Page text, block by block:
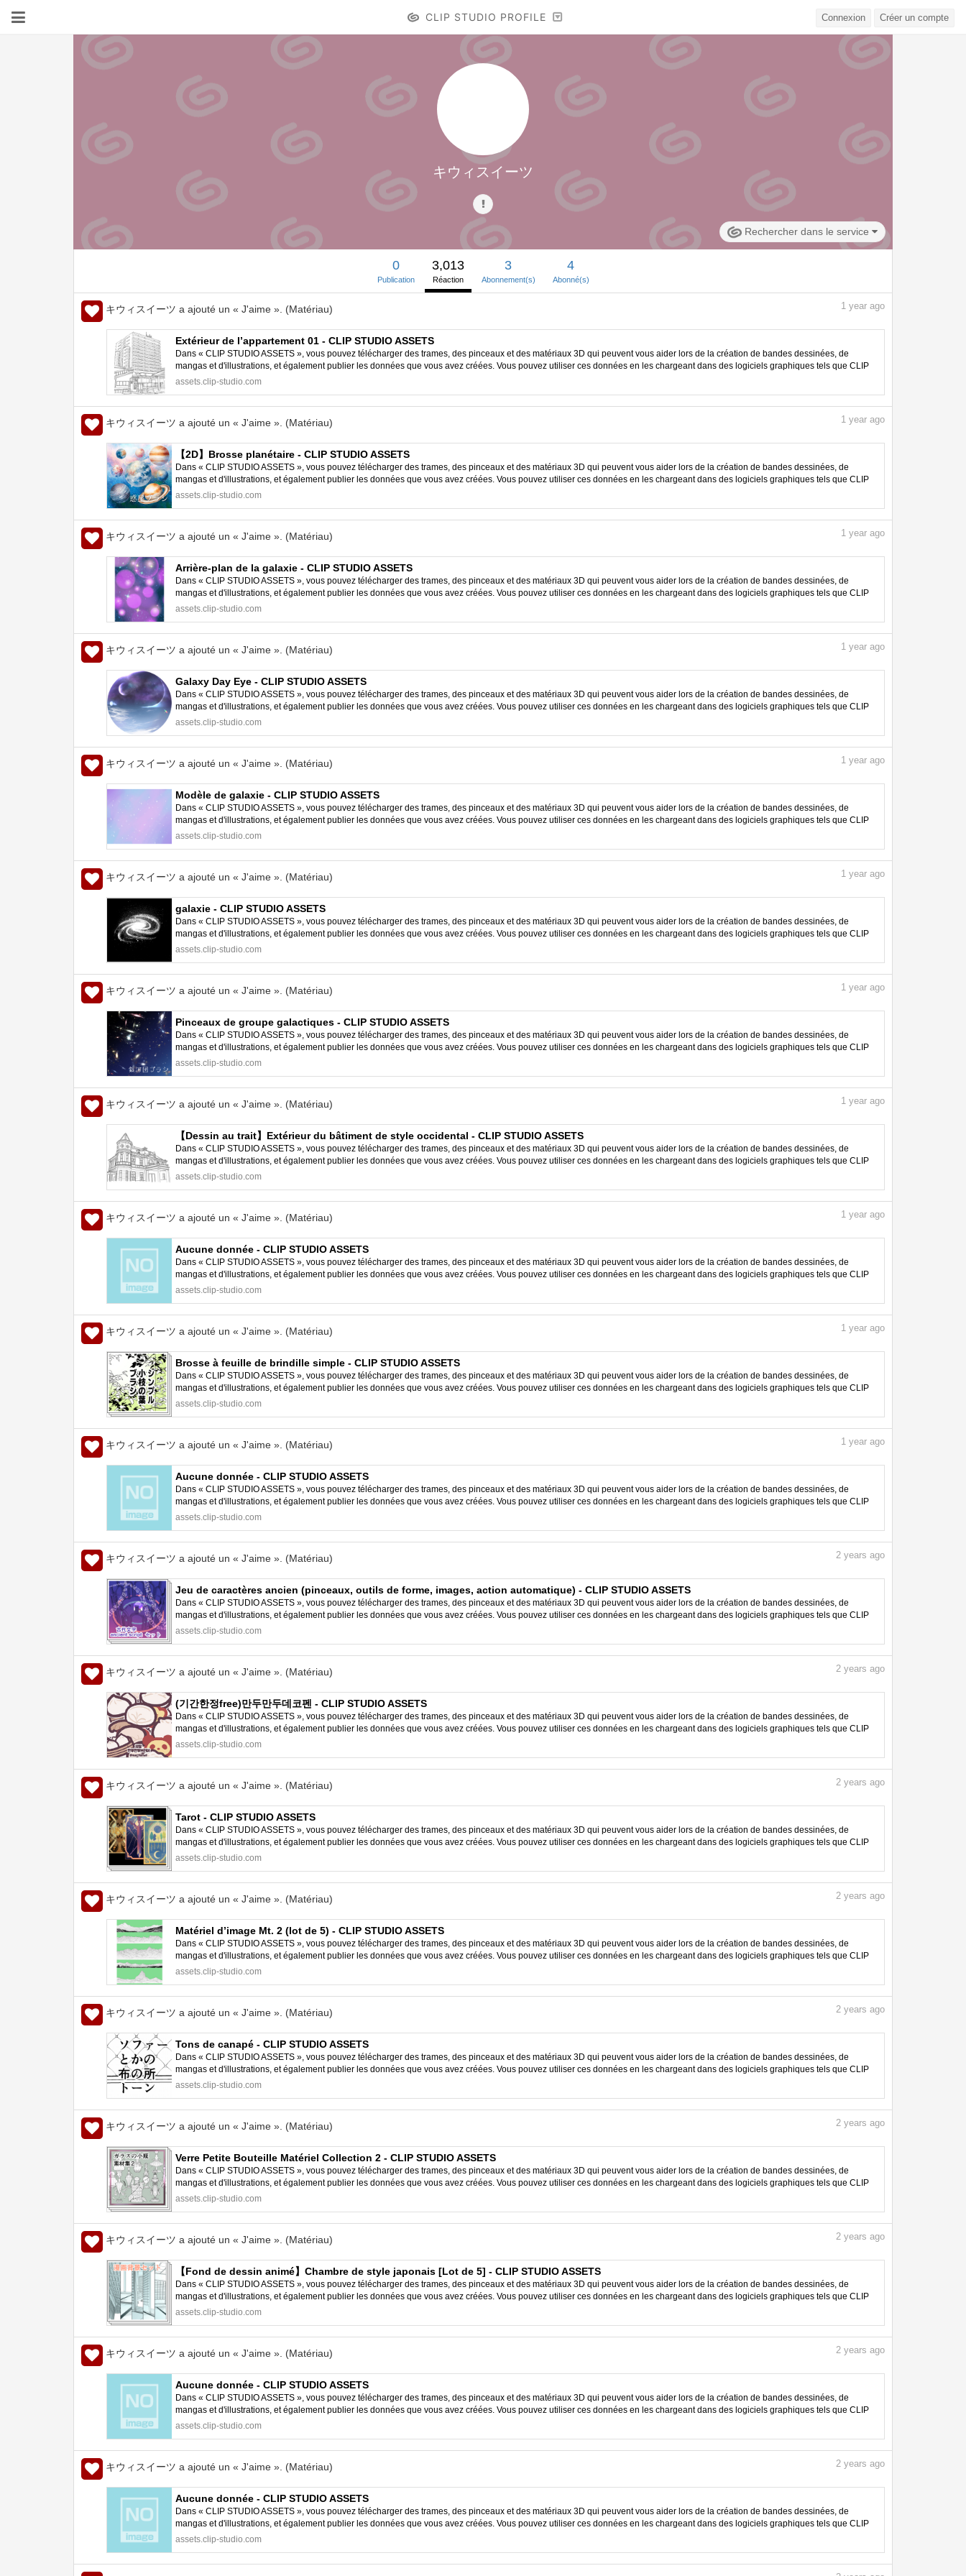
CLIP STUDIO PROFILE Connexion Créer un compte
キウィスイーツ
Rechercher dans le service
0
Publication
3,013
Réaction
3
Abonnement(s)
4
Abonné(s)
キウィスイーツ a ajouté un « J'aime ». (Matériau) 1 year ago
Extérieur de l’appartement 01 - CLIP STUDIO ASSETS
Dans « CLIP STUDIO ASSETS », vous pouvez télécharger des trames, des pinceaux et des matériaux 3D qui peuvent vous aider lors de la création de bandes dessinées, de
mangas et d'illustrations, et également publier les données que vous avez créées. Vous pouvez utiliser ces données en les chargeant dans des logiciels graphiques tels que CLIP
STUDIO PAINT.
assets.clip-studio.com
キウィスイーツ a ajouté un « J'aime ». (Matériau) 1 year ago
【2D】Brosse planétaire - CLIP STUDIO ASSETS
Dans « CLIP STUDIO ASSETS », vous pouvez télécharger des trames, des pinceaux et des matériaux 3D qui peuvent vous aider lors de la création de bandes dessinées, de
mangas et d'illustrations, et également publier les données que vous avez créées. Vous pouvez utiliser ces données en les chargeant dans des logiciels graphiques tels que CLIP
STUDIO PAINT.
assets.clip-studio.com
キウィスイーツ a ajouté un « J'aime ». (Matériau) 1 year ago
Arrière-plan de la galaxie - CLIP STUDIO ASSETS
Dans « CLIP STUDIO ASSETS », vous pouvez télécharger des trames, des pinceaux et des matériaux 3D qui peuvent vous aider lors de la création de bandes dessinées, de
mangas et d'illustrations, et également publier les données que vous avez créées. Vous pouvez utiliser ces données en les chargeant dans des logiciels graphiques tels que CLIP
STUDIO PAINT.
assets.clip-studio.com
キウィスイーツ a ajouté un « J'aime ». (Matériau) 1 year ago
Galaxy Day Eye - CLIP STUDIO ASSETS
Dans « CLIP STUDIO ASSETS », vous pouvez télécharger des trames, des pinceaux et des matériaux 3D qui peuvent vous aider lors de la création de bandes dessinées, de
mangas et d'illustrations, et également publier les données que vous avez créées. Vous pouvez utiliser ces données en les chargeant dans des logiciels graphiques tels que CLIP
STUDIO PAINT.
assets.clip-studio.com
キウィスイーツ a ajouté un « J'aime ». (Matériau) 1 year ago
Modèle de galaxie - CLIP STUDIO ASSETS
Dans « CLIP STUDIO ASSETS », vous pouvez télécharger des trames, des pinceaux et des matériaux 3D qui peuvent vous aider lors de la création de bandes dessinées, de
mangas et d'illustrations, et également publier les données que vous avez créées. Vous pouvez utiliser ces données en les chargeant dans des logiciels graphiques tels que CLIP
STUDIO PAINT.
assets.clip-studio.com
キウィスイーツ a ajouté un « J'aime ». (Matériau) 1 year ago
galaxie - CLIP STUDIO ASSETS
Dans « CLIP STUDIO ASSETS », vous pouvez télécharger des trames, des pinceaux et des matériaux 3D qui peuvent vous aider lors de la création de bandes dessinées, de
mangas et d'illustrations, et également publier les données que vous avez créées. Vous pouvez utiliser ces données en les chargeant dans des logiciels graphiques tels que CLIP
STUDIO PAINT.
assets.clip-studio.com
キウィスイーツ a ajouté un « J'aime ». (Matériau) 1 year ago
Pinceaux de groupe galactiques - CLIP STUDIO ASSETS
Dans « CLIP STUDIO ASSETS », vous pouvez télécharger des trames, des pinceaux et des matériaux 3D qui peuvent vous aider lors de la création de bandes dessinées, de
mangas et d'illustrations, et également publier les données que vous avez créées. Vous pouvez utiliser ces données en les chargeant dans des logiciels graphiques tels que CLIP
STUDIO PAINT.
assets.clip-studio.com
キウィスイーツ a ajouté un « J'aime ». (Matériau) 1 year ago
【Dessin au trait】Extérieur du bâtiment de style occidental - CLIP STUDIO ASSETS
Dans « CLIP STUDIO ASSETS », vous pouvez télécharger des trames, des pinceaux et des matériaux 3D qui peuvent vous aider lors de la création de bandes dessinées, de
mangas et d'illustrations, et également publier les données que vous avez créées. Vous pouvez utiliser ces données en les chargeant dans des logiciels graphiques tels que CLIP
STUDIO PAINT.
assets.clip-studio.com
キウィスイーツ a ajouté un « J'aime ». (Matériau) 1 year ago
Aucune donnée - CLIP STUDIO ASSETS
Dans « CLIP STUDIO ASSETS », vous pouvez télécharger des trames, des pinceaux et des matériaux 3D qui peuvent vous aider lors de la création de bandes dessinées, de
mangas et d'illustrations, et également publier les données que vous avez créées. Vous pouvez utiliser ces données en les chargeant dans des logiciels graphiques tels que CLIP
STUDIO PAINT.
assets.clip-studio.com
キウィスイーツ a ajouté un « J'aime ». (Matériau) 1 year ago
Brosse à feuille de brindille simple - CLIP STUDIO ASSETS
Dans « CLIP STUDIO ASSETS », vous pouvez télécharger des trames, des pinceaux et des matériaux 3D qui peuvent vous aider lors de la création de bandes dessinées, de
mangas et d'illustrations, et également publier les données que vous avez créées. Vous pouvez utiliser ces données en les chargeant dans des logiciels graphiques tels que CLIP
STUDIO PAINT.
assets.clip-studio.com
キウィスイーツ a ajouté un « J'aime ». (Matériau) 1 year ago
Aucune donnée - CLIP STUDIO ASSETS
Dans « CLIP STUDIO ASSETS », vous pouvez télécharger des trames, des pinceaux et des matériaux 3D qui peuvent vous aider lors de la création de bandes dessinées, de
mangas et d'illustrations, et également publier les données que vous avez créées. Vous pouvez utiliser ces données en les chargeant dans des logiciels graphiques tels que CLIP
STUDIO PAINT.
assets.clip-studio.com
キウィスイーツ a ajouté un « J'aime ». (Matériau) 2 years ago
Jeu de caractères ancien (pinceaux, outils de forme, images, action automatique) - CLIP STUDIO ASSETS
Dans « CLIP STUDIO ASSETS », vous pouvez télécharger des trames, des pinceaux et des matériaux 3D qui peuvent vous aider lors de la création de bandes dessinées, de
mangas et d'illustrations, et également publier les données que vous avez créées. Vous pouvez utiliser ces données en les chargeant dans des logiciels graphiques tels que CLIP
STUDIO PAINT.
assets.clip-studio.com
キウィスイーツ a ajouté un « J'aime ». (Matériau) 2 years ago
(기간한정free)만두만두데코펜 - CLIP STUDIO ASSETS
Dans « CLIP STUDIO ASSETS », vous pouvez télécharger des trames, des pinceaux et des matériaux 3D qui peuvent vous aider lors de la création de bandes dessinées, de
mangas et d'illustrations, et également publier les données que vous avez créées. Vous pouvez utiliser ces données en les chargeant dans des logiciels graphiques tels que CLIP
STUDIO PAINT.
assets.clip-studio.com
キウィスイーツ a ajouté un « J'aime ». (Matériau) 2 years ago
Tarot - CLIP STUDIO ASSETS
Dans « CLIP STUDIO ASSETS », vous pouvez télécharger des trames, des pinceaux et des matériaux 3D qui peuvent vous aider lors de la création de bandes dessinées, de
mangas et d'illustrations, et également publier les données que vous avez créées. Vous pouvez utiliser ces données en les chargeant dans des logiciels graphiques tels que CLIP
STUDIO PAINT.
assets.clip-studio.com
キウィスイーツ a ajouté un « J'aime ». (Matériau) 2 years ago
Matériel d’image Mt. 2 (lot de 5) - CLIP STUDIO ASSETS
Dans « CLIP STUDIO ASSETS », vous pouvez télécharger des trames, des pinceaux et des matériaux 3D qui peuvent vous aider lors de la création de bandes dessinées, de
mangas et d'illustrations, et également publier les données que vous avez créées. Vous pouvez utiliser ces données en les chargeant dans des logiciels graphiques tels que CLIP
STUDIO PAINT.
assets.clip-studio.com
キウィスイーツ a ajouté un « J'aime ». (Matériau) 2 years ago
Tons de canapé - CLIP STUDIO ASSETS
Dans « CLIP STUDIO ASSETS », vous pouvez télécharger des trames, des pinceaux et des matériaux 3D qui peuvent vous aider lors de la création de bandes dessinées, de
mangas et d'illustrations, et également publier les données que vous avez créées. Vous pouvez utiliser ces données en les chargeant dans des logiciels graphiques tels que CLIP
STUDIO PAINT.
assets.clip-studio.com
キウィスイーツ a ajouté un « J'aime ». (Matériau) 2 years ago
Verre Petite Bouteille Matériel Collection 2 - CLIP STUDIO ASSETS
Dans « CLIP STUDIO ASSETS », vous pouvez télécharger des trames, des pinceaux et des matériaux 3D qui peuvent vous aider lors de la création de bandes dessinées, de
mangas et d'illustrations, et également publier les données que vous avez créées. Vous pouvez utiliser ces données en les chargeant dans des logiciels graphiques tels que CLIP
STUDIO PAINT.
assets.clip-studio.com
キウィスイーツ a ajouté un « J'aime ». (Matériau) 2 years ago
【Fond de dessin animé】Chambre de style japonais [Lot de 5] - CLIP STUDIO ASSETS
Dans « CLIP STUDIO ASSETS », vous pouvez télécharger des trames, des pinceaux et des matériaux 3D qui peuvent vous aider lors de la création de bandes dessinées, de
mangas et d'illustrations, et également publier les données que vous avez créées. Vous pouvez utiliser ces données en les chargeant dans des logiciels graphiques tels que CLIP
STUDIO PAINT.
assets.clip-studio.com
キウィスイーツ a ajouté un « J'aime ». (Matériau) 2 years ago
Aucune donnée - CLIP STUDIO ASSETS
Dans « CLIP STUDIO ASSETS », vous pouvez télécharger des trames, des pinceaux et des matériaux 3D qui peuvent vous aider lors de la création de bandes dessinées, de
mangas et d'illustrations, et également publier les données que vous avez créées. Vous pouvez utiliser ces données en les chargeant dans des logiciels graphiques tels que CLIP
STUDIO PAINT.
assets.clip-studio.com
キウィスイーツ a ajouté un « J'aime ». (Matériau) 2 years ago
Aucune donnée - CLIP STUDIO ASSETS
Dans « CLIP STUDIO ASSETS », vous pouvez télécharger des trames, des pinceaux et des matériaux 3D qui peuvent vous aider lors de la création de bandes dessinées, de
mangas et d'illustrations, et également publier les données que vous avez créées. Vous pouvez utiliser ces données en les chargeant dans des logiciels graphiques tels que CLIP
STUDIO PAINT.
assets.clip-studio.com